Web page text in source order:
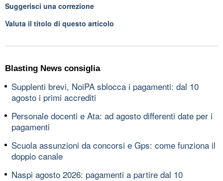
Suggerisci una correzione
Valuta il titolo di questo articolo
Blasting News consiglia
Supplenti brevi, NoiPA sblocca i pagamenti: dal 10
agosto i primi accrediti
Personale docenti e Ata: ad agosto differenti date per i
pagamenti
Scuola assunzioni da concorsi e Gps: come funziona il
doppio canale
Naspi agosto 2026: pagamenti a partire dal 10